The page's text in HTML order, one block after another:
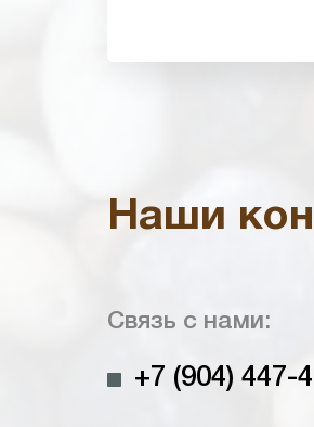
Наши
Связь с нами:
+7 (904) 447-